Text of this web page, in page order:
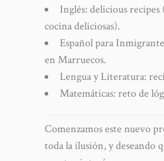
Inglés: delicious recipes
cocina deliciosas).
Español para
en Marruecos.
Lengua y Literatura:
Matemáticas: reto de
Comenzamos este nuevo
toda la ilusión, y deseando